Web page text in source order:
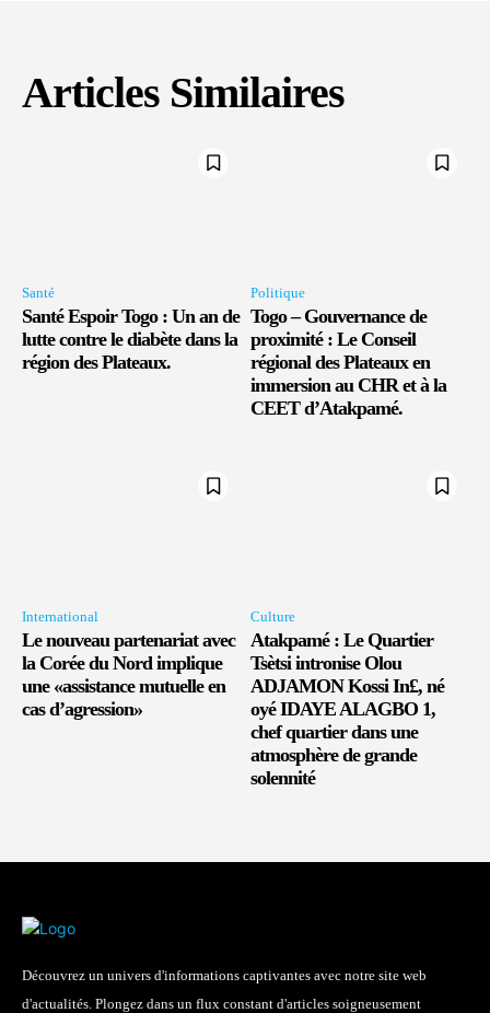
Articles Similaires
Santé
Santé Espoir Togo : Un an de
lutte contre le diabète dans la
région des Plateaux.
Politique
Togo – Gouvernance de
proximité : Le Conseil
régional des Plateaux en
immersion au CHR et à la
CEET d’Atakpamé.
International
Le nouveau partenariat avec
la Corée du Nord implique
une «assistance mutuelle en
cas d’agression»
Culture
Atakpamé : Le Quartier
Tsètsi intronise Olou
ADJAMON Kossi In£, né
oyé IDAYE ALAGBO 1,
chef quartier dans une
atmosphère de grande
solennité
Découvrez un univers d'informations captivantes avec notre site web
d'actualités. Plongez dans un flux constant d'articles soigneusement